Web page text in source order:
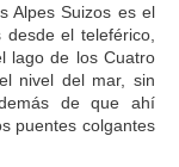
Alpes Suizos es el
el teleférico,
lago de los Cuatro
nivel del mar, sin
de que ahí
puentes colgantes